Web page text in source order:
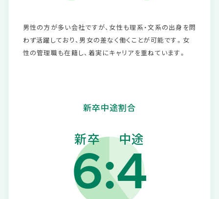
男性の方が多い会社ですが、女性も理系・文系の出身を問
わず活躍しており、男女の差なく働くことが可能です。女
性の管理職も在籍し、着実にキャリアを重ねています。
新卒中途割合
6:4